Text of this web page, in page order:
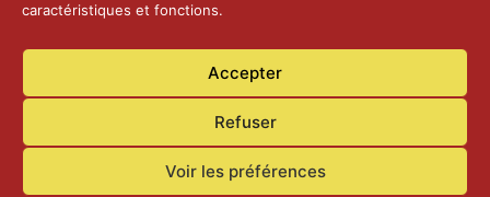
caractéristiques et fonctions.
Accepter
Refuser
Voir les préférences
14 janvier 2025
Actualités Contact Confidentialité